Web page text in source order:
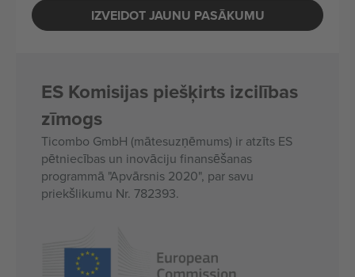
IZVEIDOT JAUNU PASĀKUMU
ES Komisijas piešķirts izcilības
zīmogs
Ticombo GmbH (mātesuzņēmums) ir atzīts ES
pētniecības un inovāciju finansēšanas
programmā "Apvārsnis 2020", par savu
priekšlikumu Nr. 782393.